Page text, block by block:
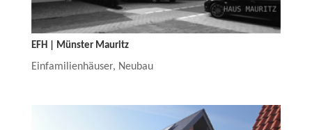
EFH | Münster Mauritz
Einfamilienhäuser, Neubau